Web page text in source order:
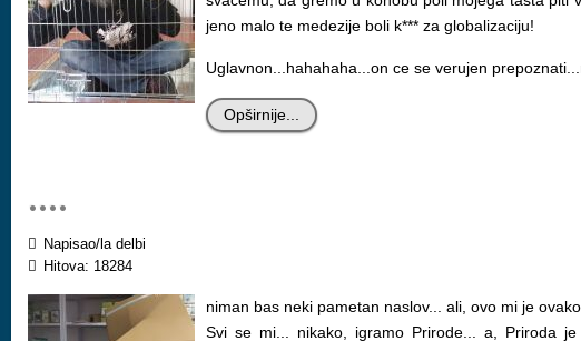
jeno malo te medezije boli k*** za globalizaciju!
Uglavnon...hahahaha...on ce se verujen
Opširnije...
....
Napisao/la delbi
Hitova: 18284
niman bas neki pametan naslov... ali, ovo mi je
Svi se mi... nikako, igramo Prirode... a, Priroda